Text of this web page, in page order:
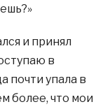
и принял
в
почти упала в
более, что мои